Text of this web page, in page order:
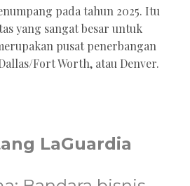
pada tahun 2025. Itu
yang sangat besar untuk
pusat penerbangan
Fort Worth, atau Denver.
LaGuardia